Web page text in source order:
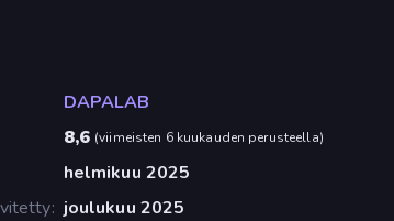
DAPALAB
8,6 (viimeisten 6 kuukauden perusteella)
helmikuu 2025
joulukuu 2025